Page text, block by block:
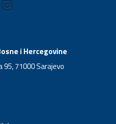
i Hercegovine
95, 71000 Sarajevo